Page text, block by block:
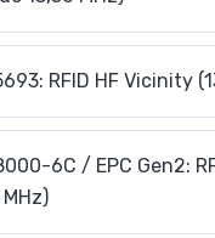
RFID HF Vicinity
6C / EPC Gen2: